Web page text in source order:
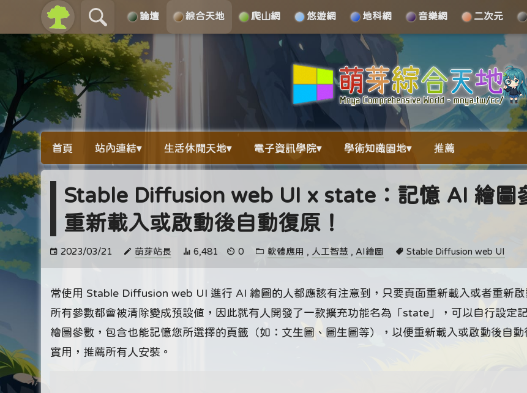
論壇 綜合天地 爬山網 悠遊網 地科網 音樂網 二次元
關於
首頁 站內連結▾ 生活休閒天地▾ 電子資訊學院▾ 學術知識園地▾ 推薦
Stable Diffusion web UI x state：記憶 AI 繪圖
重新載入或啟動後自動復原！
2023/03/21 萌芽站長 6,481 0 軟體應用 , 人工智慧 , AI繪圖 Stable Diffusion web UI
常使用 Stable Diffusion web UI 進行 AI 繪圖的人都應該有注意到，只要頁面重新載入或者重新啟
所有參數都會被清除變成預設值，因此就有人開發了一款擴充功能名為「state」，可以自行設定
繪圖參數，包含也能記憶您所選擇的頁籤（如：文生圖、圖生圖等），以便重新載入或啟動後自動
實用，推薦所有人安裝。